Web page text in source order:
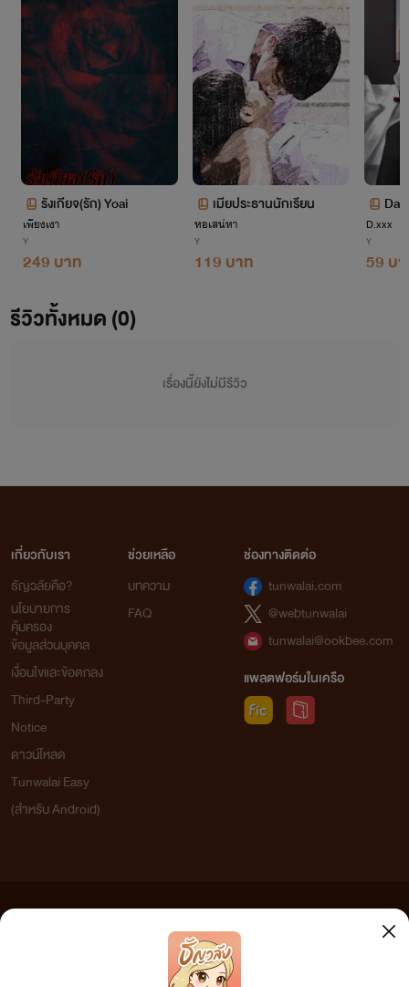
สวัสดีค่าา
นามิมีชื่อเล่นว่า " หนูนา"
นามปากกา
เลยตั้งว่า
นามิ" ซะเลย ฮ่าๆ
การ์ตูน การ์ตูนเรื่องแรกที่บ้าสุด ๆ
แต่นั้นไม่ใช่ประเด็น555 (
รู้จักโรงเรียน "นามิ โมริ"
คราวนี้พอจะเดาได้หรือยังว่า
นามปากกาได้มาแต่ใด
ถามว่าทำไมถึงต้องเป็นนามิ ก็เพราะ
ว่านามิชอบท่านฮิค่ะ
ถึงขนาดโหลดเสียงเพลงเรียกเข้าของ
และนั่นคือที่มาของนามปากกา อิอิ
รังเกียจ(รัก) Yoai
เพียงเงา
Y
249 บาท
เมียประธานนักเรียน
หอเสน่หา
Y
119 บาท
D.xxx
Y
59 บ
รีวิวทั้งหมด (0)
เรื่องนี้ยังไม่มีรีวิว
เกี่ยวกับเรา
ธัญวลัยคือ?
นโยบายการ
คุ้มครอง
ข้อมูลส่วนบุคคล
เงื่อนไขและข้อตกลง
Third-Party
Notice
ดาวน์โหลด
Tunwalai Easy
(สำหรับ Android)
ช่วยเหลือ
บทความ
FAQ
ช่องทางติดต่อ
tunwalai.com
@webtunwalai
tunwalai@ookbee.com
แพลตฟอร์มในเครือ
เว็บไซต์แห่งนี้ไม่ได้เห็นด้วยและไม่ขอรับผิดชอบต่อข้อความใดๆ ทั้งสิ้น ดังนั้นผู้อ่านทุกท่านโปรดใช้
วิจารณญาณในการกลั่นกรองด้วยตนเอง และหากท่านพบข้อความใดๆ ที่ขัดต่อกฎหมายและศีลธรรม
กรุณาแจ้งมาที่ tunwalai@ookbee.com เพื่อทีมงานจะได้ดำเนินการในทันที ทั้งนี้ ทางเว็บไซต์ขอสงวน